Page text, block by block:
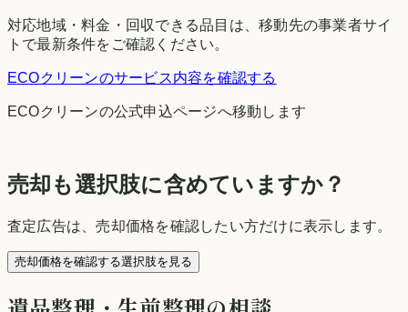
対応地域・料金・回収できる品目は、移動先の事業者サイ
トで最新条件をご確認ください。
ECOクリーンのサービス内容を確認する
ECOクリーンの公式申込ページへ移動します
売却も選択肢に含めていますか？
査定広告は、売却価格を確認したい方だけに表示します。
売却価格を確認する選択肢を見る